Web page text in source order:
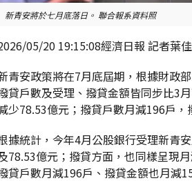
新青安將於七月底落日。 聯合報系資料照
05/20 19:15:08經濟日報 記者葉
青安政策將在7月底屆期，根據財政
貸戶數及受理、撥貸金額皆同步比3
少78.53億元；撥貸戶數月減196戶，
據統計，今年4月公股銀行受理新青
78.53億元；撥貸方面，也同樣呈現
貸戶數月減196戶、撥貸金額也月減